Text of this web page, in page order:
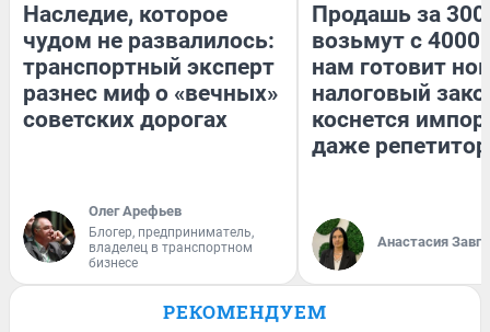
Наследие, которое
чудом не развалилось:
транспортный эксперт
разнес миф о «вечных»
советских дорогах
Олег Арефьев
Блогер, предприниматель,
владелец в транспортном
бизнесе
Продашь за
возьмут с
нам готовит
налоговый
коснется
даже
Анастасия
РЕКОМЕНДУЕМ